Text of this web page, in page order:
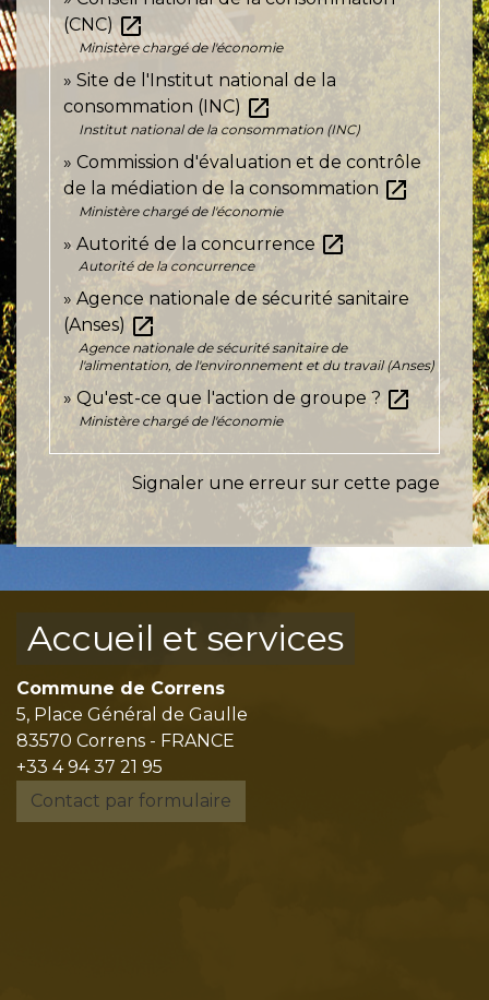
(CNC) open_in_new
Ministère chargé de l'économie
Site de l'Institut national de la
consommation (INC) open_in_new
Institut national de la consommation (INC)
Commission d'évaluation et de contrôle
de la médiation de la consommation open_in_new
Ministère chargé de l'économie
Autorité de la concurrence open_in_new
Autorité de la concurrence
Agence nationale de sécurité sanitaire
(Anses) open_in_new
Agence nationale de sécurité sanitaire de
l'alimentation, de l'environnement et du travail (Anses)
Qu'est-ce que l'action de groupe ? open_in_new
Ministère chargé de l'économie
Signaler une erreur sur cette page
Accueil et services
Commune de Correns
5, Place Général de Gaulle
83570 Correns - FRANCE
+33 4 94 37 21 95
Contact par formulaire